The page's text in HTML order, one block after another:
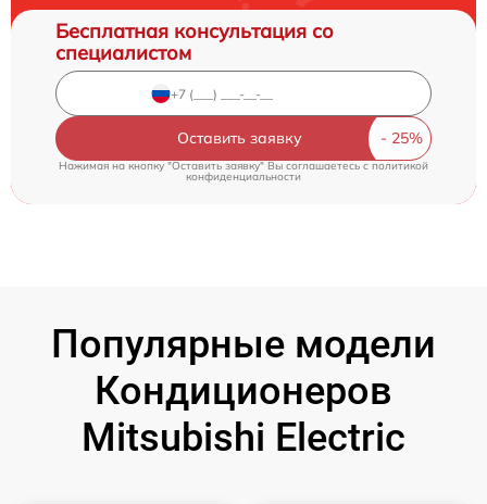
Бесплатная консультация со
специалистом
Оставить заявку
Нажимая на кнопку "Оставить заявку" Вы соглашаетесь c политикой
конфиденциальности
Популярные модели
Кондиционеров
Mitsubishi Electric